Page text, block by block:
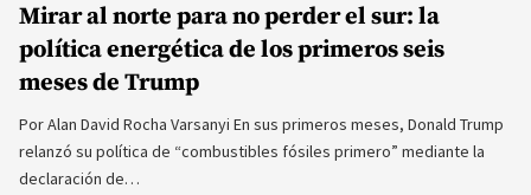
Mirar al norte para no perder el sur: la
política energética de los primeros seis
meses de Trump
Por Alan David Rocha Varsanyi En sus primeros meses, Donald Trump
relanzó su política de “combustibles fósiles primero” mediante la
declaración de…